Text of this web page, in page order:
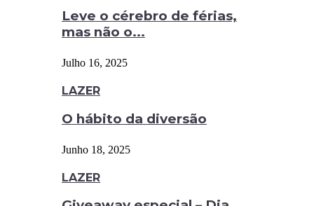
Leve o cérebro de férias,
mas não o...
Julho 16, 2025
LAZER
O hábito da diversão
Junho 18, 2025
LAZER